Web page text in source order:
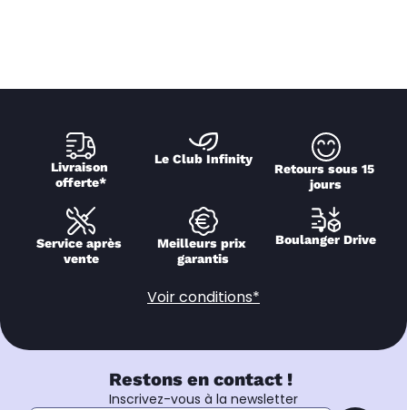
Livraison
offerte*
Le Club Infinity
Retours sous 15
jours
Service après
vente
Meilleurs prix
garantis
Boulanger Drive
Voir conditions*
Restons en contact !
Inscrivez-vous à la newsletter